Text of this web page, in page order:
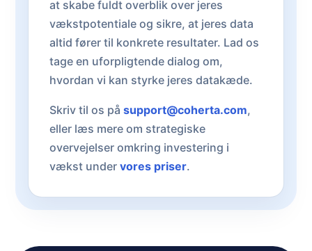
at skabe fuldt overblik over jeres
vækstpotentiale og sikre, at jeres data
altid fører til konkrete resultater. Lad os
tage en uforpligtende dialog om,
hvordan vi kan styrke jeres datakæde.
Skriv til os på support@coherta.com,
eller læs mere om strategiske
overvejelser omkring investering i
vækst under vores priser.